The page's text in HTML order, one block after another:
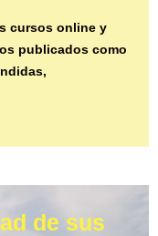
cursos online y
publicados como
de sus